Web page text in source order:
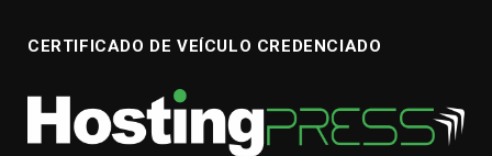
CERTIFICADO DE VEÍCULO CREDENCIADO